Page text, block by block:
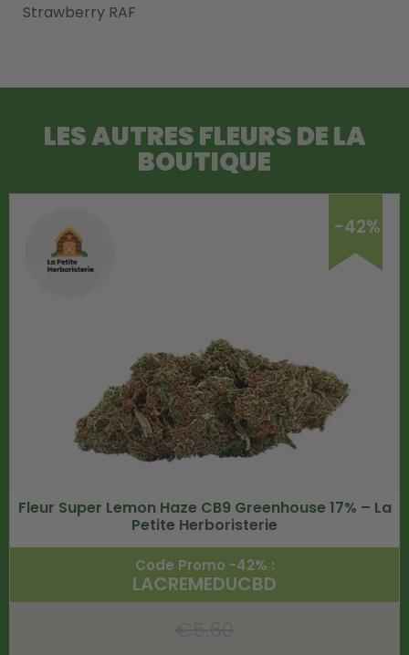
Strawberry RAF
LES AUTRES FLEURS DE LA
BOUTIQUE
-42%
Fleur Super Lemon Haze CB9 Greenhouse 17% – La
Petite Herboristerie
Code Promo -42% :
LACREMEDUCBD